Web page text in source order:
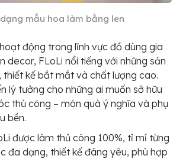
mẫu hoa làm bằng len
động trong lĩnh vực đồ dùng gia
decor, FLoLi nổi tiếng với những sản
thiết kế bắt mắt và chất lượng cao.
lý tưởng cho những ai muốn sở hữu
thủ công – món quà ý nghĩa và phụ
bền.
được làm thủ công 100%, tỉ mỉ từng
đa dạng, thiết kế đáng yêu, phù hợp